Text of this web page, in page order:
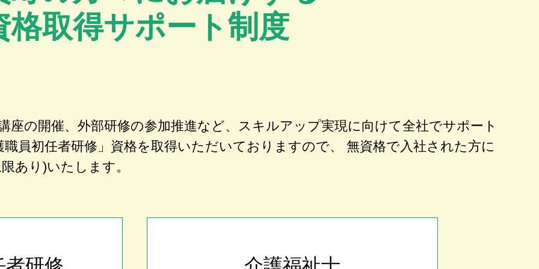
格取得サポート制度
座の開催、外部研修の参加推進など、スキルアップ実現に向けて全社でサポート
員初任者研修」資格を取得いただいておりますので、 無資格で入社された方に
あり)いたします。